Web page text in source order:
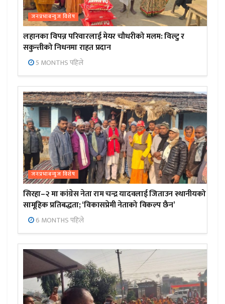
जनप्रभाबन्युज विशेष
लहानका विपन्न परिवारलाई मेयर चौधरीको मलम: विल्टु र
सकुन्तीको निधनमा राहत प्रदान
5 MONTHS पहिले
जनप्रभाबन्युज विशेष
सिरहा–२ मा कांग्रेस नेता राम चन्द्र यादवलाई जिताउन स्थानीयको
सामूहिक प्रतिबद्धता; ‘विकासप्रेमी नेताको विकल्प छैन’
6 MONTHS पहिले